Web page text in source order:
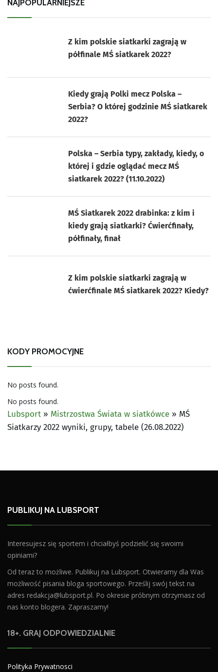
NAJPOPULARNIEJSZE
Z kim polskie siatkarki zagrają w
półfinale MŚ siatkarek 2022?
Kiedy grają Polki mecz Polska –
Serbia? O której godzinie MŚ siatkarek
2022?
Polska – Serbia typy, zakłady, kiedy, o
której i gdzie oglądać mecz MŚ
siatkarek 2022? (11.10.2022)
MŚ Siatkarek 2022 drabinka: z kim i
kiedy grają siatkarki? Ćwierćfinały,
półfinały, finał
Z kim polskie siatkarki zagrają w
ćwierćfinale MŚ siatkarek 2022? Kiedy?
KODY PROMOCYJNE
No posts found.
No posts found.
Lubsport » Mistrzostwa Świata w siatkówce » MŚ
Siatkarzy 2022 wyniki, grupy, tabele (26.08.2022)
PUBLIKUJ NA LUBSPORT
Interesujesz się sportem i chciałbyś podzielić się swoimi
opiniami?
Od teraz to możliwe. Publikuj na Lubsport. Otwieramy dla Was
możliwość pisania bloga sportowego. Prześlij swój tekst na
adres redakcja@lubsport.pl. Po okresie próbnym otrzymasz od
nas konto blogera. Zapraszamy!
18+. GRAJ ODPOWIEDZIALNIE
Polityka Prywatnosci